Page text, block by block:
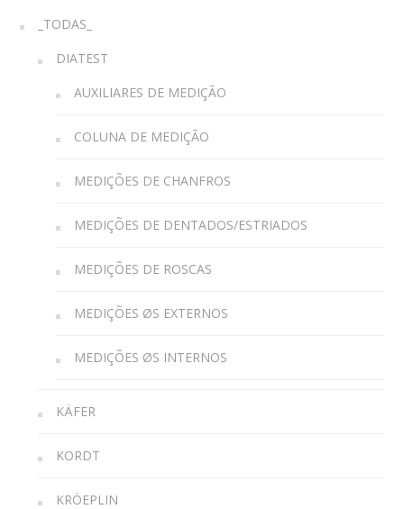
_TODAS_
DIATEST
AUXILIARES DE MEDIÇÃO
COLUNA DE MEDIÇÃO
MEDIÇÕES DE CHANFROS
MEDIÇÕES DE DENTADOS/ESTRIADOS
MEDIÇÕES DE ROSCAS
MEDIÇÕES ØS EXTERNOS
MEDIÇÕES ØS INTERNOS
KÄFER
KORDT
KRÖEPLIN